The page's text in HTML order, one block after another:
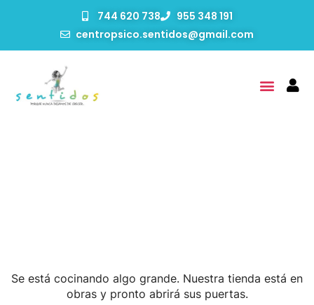
744 620 738
955 348 191
centropsico.sentidos@gmail.com
Se está cocinando algo grande. Nuestra tienda está en
obras y pronto abrirá sus puertas.